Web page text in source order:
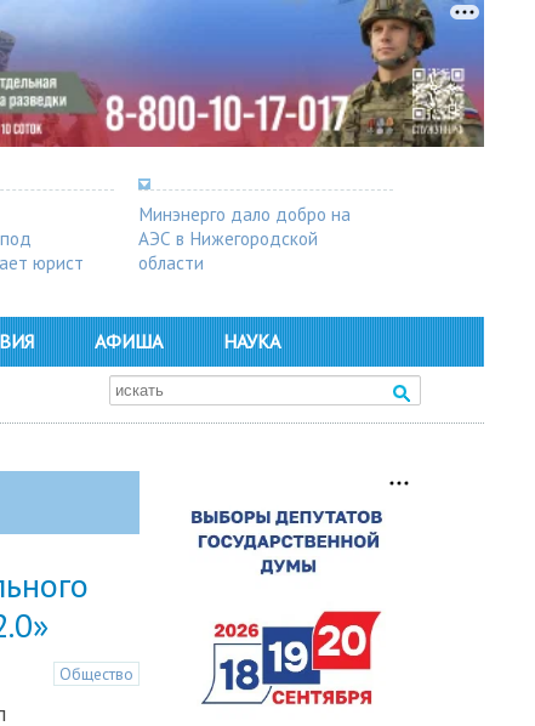
юрист
Минэнерго дало добро на
АЭС в Нижегородской
области
АФИША НАУКА
Общество